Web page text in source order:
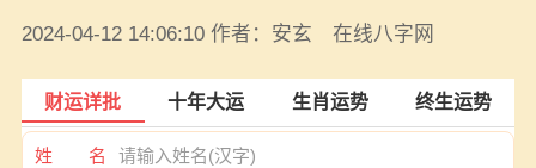
2024-04-12 14:06:10 作者：安玄 在线八字网
财运详批 十年大运 生肖运势 终生运势
姓 名